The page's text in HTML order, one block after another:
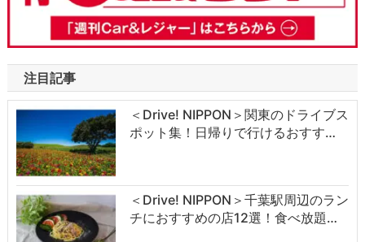
注目記事
＜Drive! NIPPON＞関東のドライブス
ポット集！日帰りで行けるおすす…
＜Drive! NIPPON＞千葉駅周辺のラン
チにおすすめの店12選！食べ放題…